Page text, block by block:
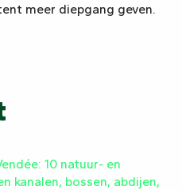
meer diepgang geven.
10 natuur- en
kanalen, bossen, abdijen,